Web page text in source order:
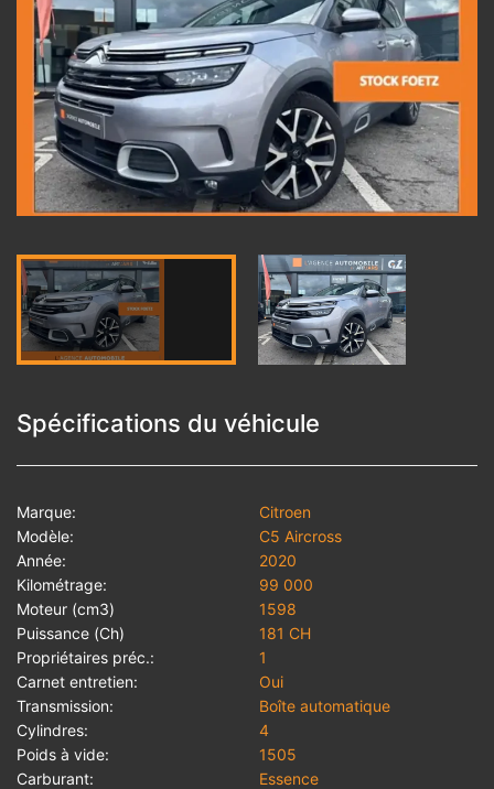
Spécifications du véhicule
Marque:
Citroen
Modèle:
C5 Aircross
Année:
2020
Kilométrage:
99 000
Moteur (cm3)
1598
Puissance (Ch)
181 CH
Propriétaires préc.:
1
Carnet entretien:
Oui
Transmission:
Boîte automatique
Cylindres:
4
Poids à vide:
1505
Carburant:
Essence